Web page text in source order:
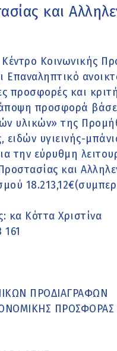
και
Κοινωνικής
Επαναληπτικό
προσφορές και
προσφορά
υλικών» της
ειδών υγιεινής-
την εύρυθμη
και
κα Κόττα Χριστίνα
161
ΠΡΟΔΙΑΓΡΑΦΩΝ
ΠΡΟΣΦΟΡΑΣ